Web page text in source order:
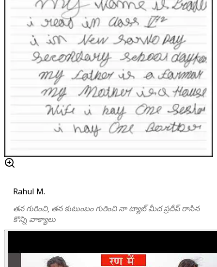
Rahul M.
తన గురించి, తన కుటుంబం గురించి నా ట్యాబ్ మీద ప్రదీప్ రాసిన
కొన్ని వాక్యాలు